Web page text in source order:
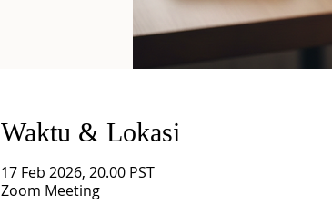
Waktu & Lokasi
17 Feb 2026, 20.00 PST
Zoom Meeting